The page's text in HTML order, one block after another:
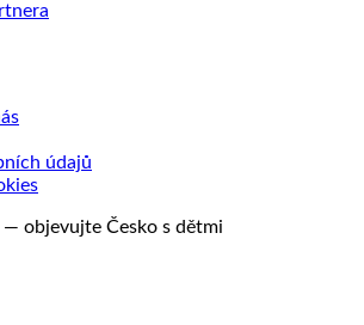
údajů
objevujte Česko s dětmi